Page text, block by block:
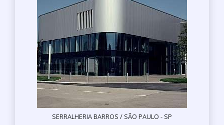
SERRALHERIA BARROS / SÃO PAULO - SP